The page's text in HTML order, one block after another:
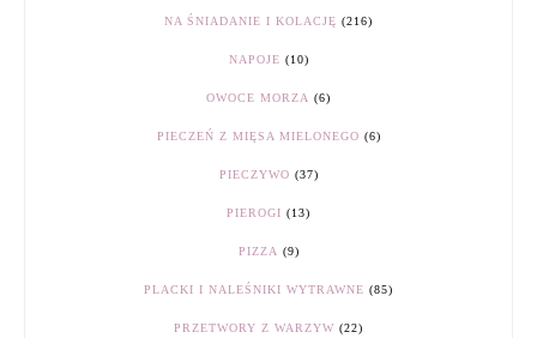
NA ŚNIADANIE I KOLACJĘ (216)
NAPOJE (10)
OWOCE MORZA (6)
PIECZEŃ Z MIĘSA MIELONEGO (6)
PIECZYWO (37)
PIEROGI (13)
PIZZA (9)
PLACKI I NALEŚNIKI WYTRAWNE (85)
PRZETWORY Z WARZYW (22)